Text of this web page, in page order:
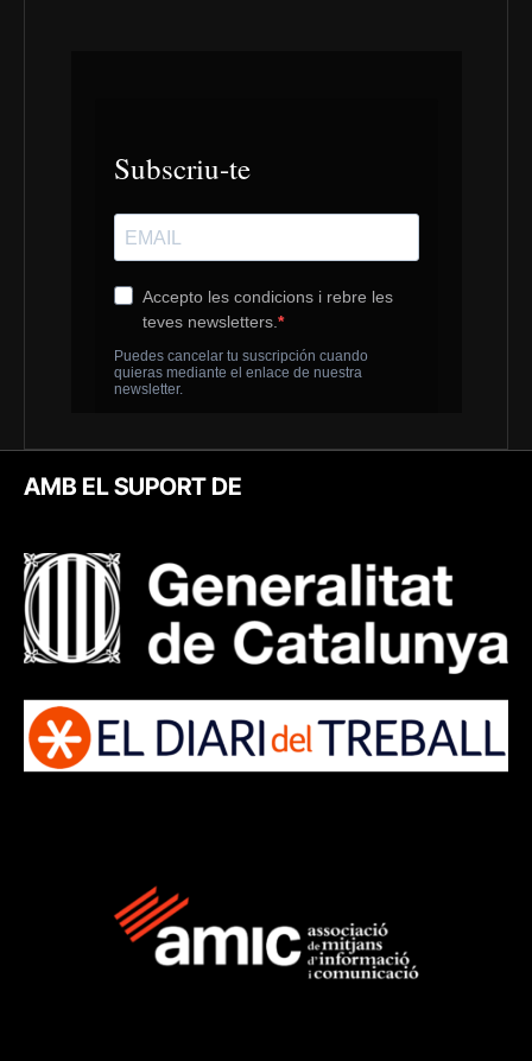
AMB EL SUPORT DE